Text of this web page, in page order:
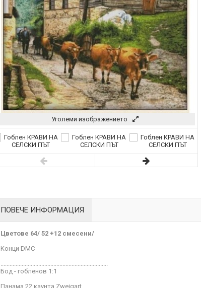
Уголеми изображението
ПОВЕЧЕ ИНФОРМАЦИЯ
Цветове 64/ 52 +12 смесени/
Kонци DMC
.......................................................................
Бод - гобленов 1:1
Панама 22 каунта Zweigart